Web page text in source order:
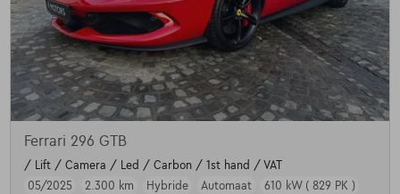
Ferrari 296 GTB
/ Lift / Camera / Led / Carbon / 1st hand / VAT
05/2025
2.300 km Hybride Automaat 610 kW ( 829 PK )